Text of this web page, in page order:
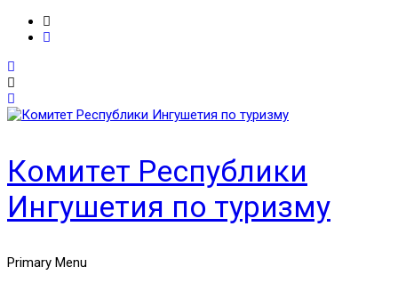
Комитет Республики
Ингушетия по туризму
Primary Menu